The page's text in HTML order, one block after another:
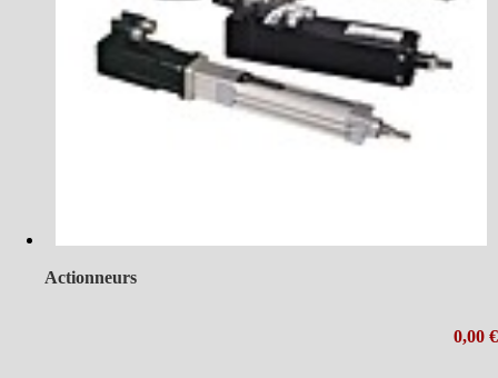
Actionneurs
0,00 €